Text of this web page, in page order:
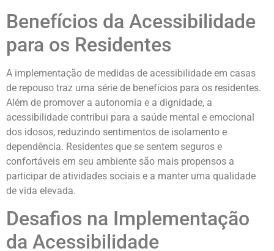
Benefícios da Acessibilidade
para os Residentes
A implementação de medidas de acessibilidade em casas
de repouso traz uma série de benefícios para os residentes.
Além de promover a autonomia e a dignidade, a
acessibilidade contribui para a saúde mental e emocional
dos idosos, reduzindo sentimentos de isolamento e
dependência. Residentes que se sentem seguros e
confortáveis em seu ambiente são mais propensos a
participar de atividades sociais e a manter uma qualidade
de vida elevada.
Desafios na Implementação
da Acessibilidade